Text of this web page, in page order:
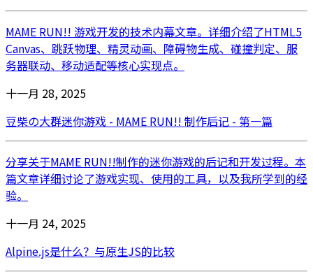
MAME RUN!! 游戏开发的技术内幕文章。详细介绍了HTML5
Canvas、跳跃物理、精灵动画、障碍物生成、碰撞判定、服
务器联动、移动适配等核心实现点。
十一月 28, 2025
豆柴の大群迷你游戏 - MAME RUN!! 制作后记 - 第一篇
分享关于MAME RUN!!制作的迷你游戏的后记和开发过程。本
篇文章详细讨论了游戏实现、使用的工具，以及我所学到的经
验。
十一月 24, 2025
Alpine.js是什么？与原生JS的比较